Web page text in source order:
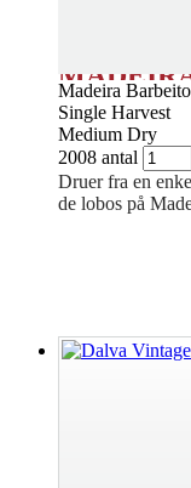
PORTUGAL -
Druer fra en
de lobos på
Madeira Barbeito
Single Harvest
Medium Dry
2008 antal